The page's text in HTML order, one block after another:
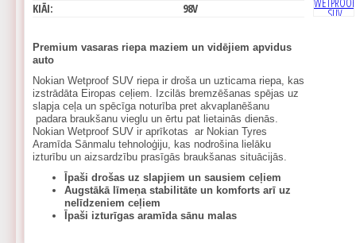
KIĀI:
98V
Premium vasaras riepa maziem un vidējiem apvidus
auto
Nokian Wetproof SUV riepa ir droša un uzticama riepa, kas
izstrādāta Eiropas ceļiem. Izcilās bremzēšanas spējas uz
slapja ceļa un spēcīga noturība pret akvaplanēšanu
padara braukšanu vieglu un ērtu pat lietainās dienās.
Nokian Wetproof SUV ir aprīkotas ar Nokian Tyres
Aramīda Sānmalu tehnoloģiju, kas nodrošina lielāku
izturību un aizsardzību prasīgās braukšanas situācijās.
Īpaši drošas uz slapjiem un sausiem ceļiem
Augstākā līmeņa stabilitāte un komforts arī uz
nelīdzeniem ceļiem
Īpaši izturīgas aramīda sānu malas